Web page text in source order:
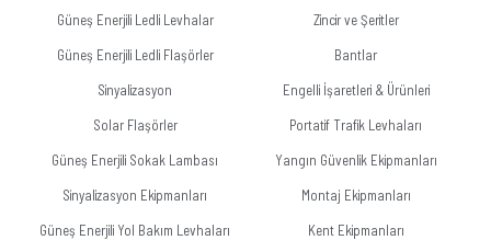
Güneş Enerjili Ledli Levhalar
Güneş Enerjili Ledli Flaşörler
Sinyalizasyon
Solar Flaşörler
Güneş Enerjili Sokak Lambası
Sinyalizasyon Ekipmanları
Güneş Enerjili Yol Bakım Levhaları
Zincir ve Şeritler
Bantlar
Engelli İşaretleri & Ürünleri
Portatif Trafik Levhaları
Yangın Güvenlik Ekipmanları
Montaj Ekipmanları
Kent Ekipmanları